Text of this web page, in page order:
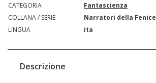
CATEGORIA
Fantascienza
COLLANA / SERIE
Narratori della Fenice
LINGUA
ita
Descrizione